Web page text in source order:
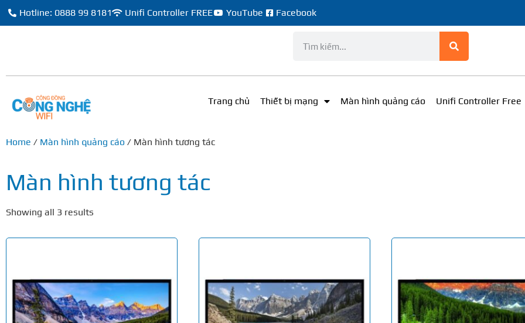
Hotline: 0888 99 8181 Unifi Controller FREE YouTube Facebook
Trang chủ Thiết bị mạng Màn hình quảng cáo Unifi Controller Free
Home / Màn hình quảng cáo / Màn hình tương tác
Màn hình tương tác
Showing all 3 results